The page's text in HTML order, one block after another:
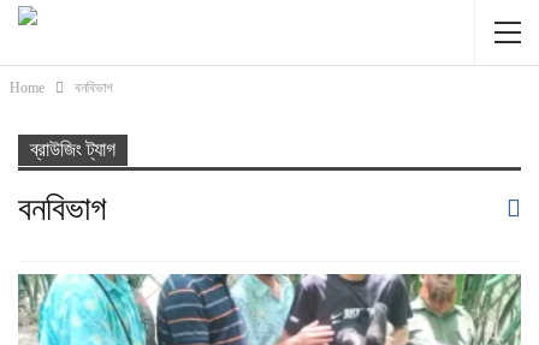
Home বনবিভাগ
ব্রাউজিং ট্যাগ
বনবিভাগ